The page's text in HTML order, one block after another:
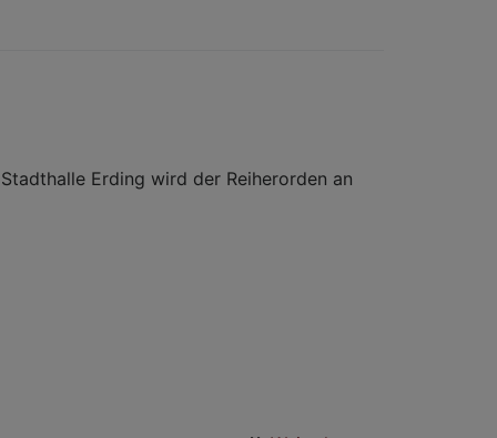
Erding wird der Reiherorden an